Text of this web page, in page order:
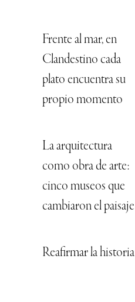
Frente al mar, en
Clandestino cada
plato encuentra su
propio momento
La arquitectura
como obra de arte:
cinco museos que
cambiaron el paisaje
Reafirmar la historia